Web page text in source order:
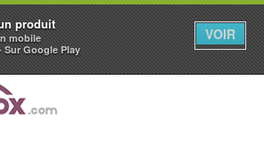
produit
mobile
Sur Google Play
VOIR